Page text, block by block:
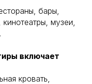
бapы,
музеи,
включает
кровать,